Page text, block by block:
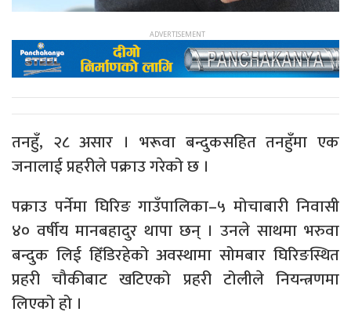
तनहुँ, २८ असार । भरूवा बन्दुकसहित तनहुँमा एक
जनालाई प्रहरीले पक्राउ गरेको छ ।
पक्राउ पर्नेमा घिरिङ गाउँपालिका–५ मोचाबारी निवासी
४० वर्षीय मानबहादुर थापा छन् । उनले साथमा भरुवा
बन्दुक लिई हिँडिरहेको अवस्थामा सोमबार घिरिङस्थित
प्रहरी चौकीबाट खटिएको प्रहरी टोलीले नियन्त्रणमा
लिएको हो ।